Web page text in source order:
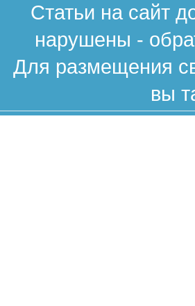
Статьи на сайт
нарушены -
Для размещения
вы